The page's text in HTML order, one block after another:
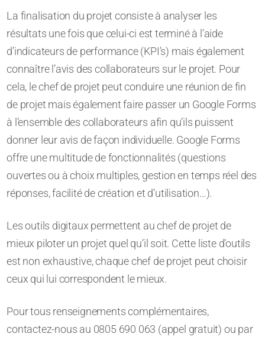
La finalisation du projet consiste à analyser les
résultats une fois que celui-ci est terminé à l’aide
d’indicateurs de performance (KPI’s) mais également
connaître l’avis des collaborateurs sur le projet. Pour
cela, le chef de projet peut conduire une réunion de fin
de projet mais également faire passer un Google Forms
à l’ensemble des collaborateurs afin qu’ils puissent
donner leur avis de façon individuelle. Google Forms
offre une multitude de fonctionnalités (questions
ouvertes ou à choix multiples, gestion en temps réel des
réponses, facilité de création et d’utilisation…).
Les outils digitaux permettent au chef de projet de
mieux piloter un projet quel qu’il soit. Cette liste d’outils
est non exhaustive, chaque chef de projet peut choisir
ceux qui lui correspondent le mieux.
Pour tous renseignements complémentaires,
contactez-nous au 0805 690 063 (appel gratuit) ou par